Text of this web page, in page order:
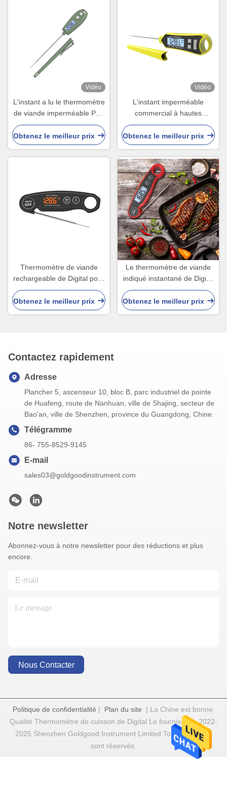
Vidéo
L'instant a lu le thermomètre
de viande imperméable Pen
Body Shape 221x31x15mm
Obtenez le meilleur prix
Vidéo
L'instant imperméable
commercial à hautes
températures a lu le stylo de
thermomètre de poche de
Digital
Obtenez le meilleur prix
Thermomètre de viande
rechargeable de Digital pour
affichage d'affichage à
cristaux liquides de la
température de l'eau de
Obtenez le meilleur prix
Le thermomètre de viande
indiqué instantané de Digital
imperméabilisent ultra-
rapide avec le calibrage de
contre-jour
Obtenez le meilleur prix
Contactez rapidement
Adresse
Plancher 5, ascenseur 10, bloc B, parc industriel de pointe
de Huafeng, route de Nanhuan, ville de Shajing, secteur de
Bao'an, ville de Shenzhen, province du Guangdong, Chine.
Télégramme
86- 755-8529-9145
E-mail
sales03@goldgoodinstrument.com
Notre newsletter
Abonnez-vous à notre newsletter pour des réductions et plus
encore.
Nous Contacter
Politique de confidentialité | Plan du site | La Chine est bonne.
Qualité Thermomètre de cuisson de Digital Le fournisseur. 2022-
2025 Shenzhen Goldgood Instrument Limited Tout. Les droits
sont réservés.